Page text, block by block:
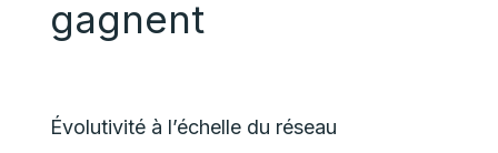
gagnent
Évolutivité à l’échelle du réseau